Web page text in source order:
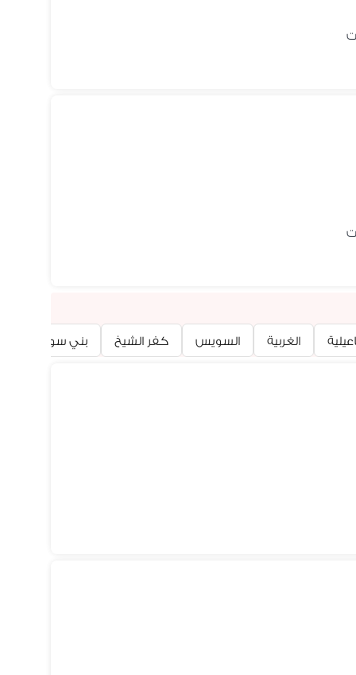
الغربية السويس كفر الشيخ بني سويف